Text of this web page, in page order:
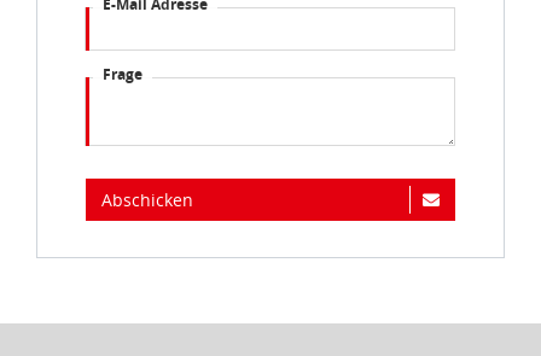
DatenschutzbestimmungenundImpressum
Frage
Abschicken